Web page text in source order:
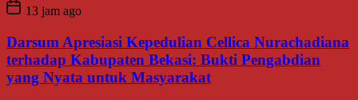
13 jam ago
Darsum Apresiasi Kepedulian Cellica Nurachadiana
terhadap Kabupaten Bekasi: Bukti Pengabdian
yang Nyata untuk Masyarakat